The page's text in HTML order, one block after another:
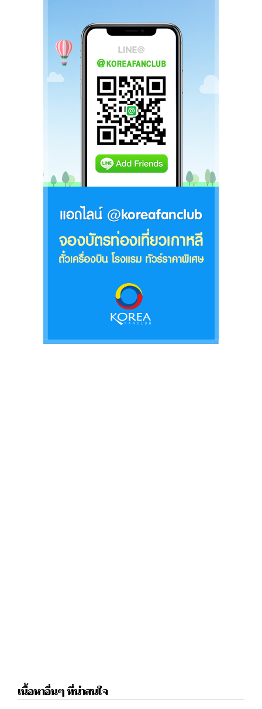
เนื้อหาอื่นๆ ที่น่าสนใจ